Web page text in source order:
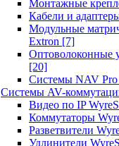
Монтажные
Кабели и
Модульные
Extron [7]
Оптоволоконные
[20]
Системы NAV Pro
Системы AV-
Видео по IP
Коммутаторы
Разветвители
Удлинители